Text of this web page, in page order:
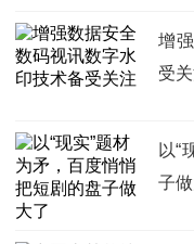
增
受
以“
子